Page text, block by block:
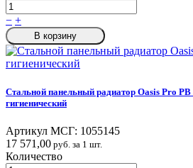
− +
В корзину
Стальной панельный радиатор Oasis Pro
гигиенический
Артикул МСГ: 1055145
17 571,00 руб. за 1 шт.
Количество